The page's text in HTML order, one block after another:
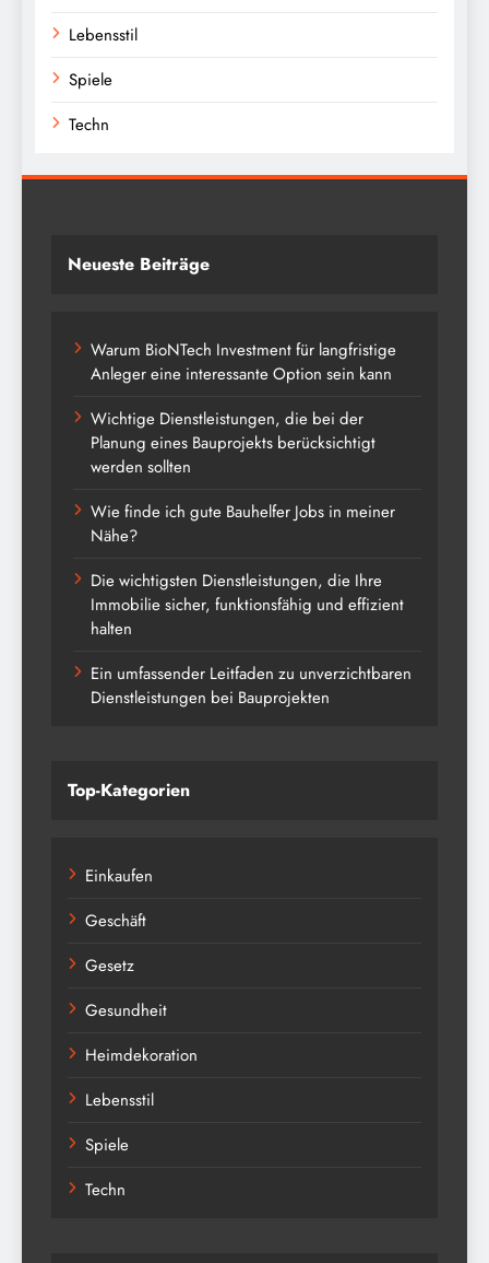
Lebensstil
Spiele
Techn
Neueste Beiträge
Warum BioNTech Investment für langfristige
Anleger eine interessante Option sein kann
Wichtige Dienstleistungen, die bei der
Planung eines Bauprojekts berücksichtigt
werden sollten
Wie finde ich gute Bauhelfer Jobs in meiner
Nähe?
Die wichtigsten Dienstleistungen, die Ihre
Immobilie sicher, funktionsfähig und effizient
halten
Ein umfassender Leitfaden zu unverzichtbaren
Dienstleistungen bei Bauprojekten
Top-Kategorien
Einkaufen
Geschäft
Gesetz
Gesundheit
Heimdekoration
Lebensstil
Spiele
Techn